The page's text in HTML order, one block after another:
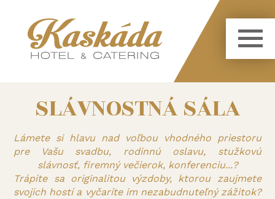
SLÁVNOSTNÁ SÁLA
Lámete si hlavu nad voľbou vhodného priestoru
pre Vašu svadbu, rodinnú oslavu, stužkovú
slávnosť, firemný večierok, konferenciu...?
Trápite sa originalitou výzdoby, ktorou zaujmete
svojich hostí a vyčaríte im nezabudnuteľný zážitok?